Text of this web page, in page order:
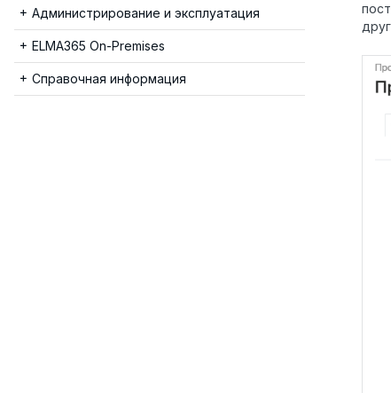
Администрирование и эксплуатация
ELMA365 On-Premises
Справочная информация